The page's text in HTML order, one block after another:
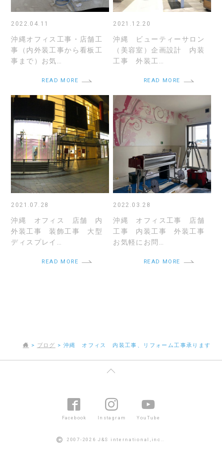
2022.04.11
沖縄オフィス工事・店舗工
事（内外装工事から看板工
事まで）お気…
READ MORE
2021.12.20
沖縄 ビューティーサロン
（美容室）企画設計 内装
工事 外装工…
READ MORE
2021.07.28
沖縄 オフィス 店舗 内
外装工事 装飾工事 大型
ディスプレイ…
READ MORE
2022.03.28
沖縄 オフィス工事 店舗
工事 内装工事 外装工事
お気軽にお問…
READ MORE
> ブログ > 沖縄 オフィス 内装工事、リフォーム工事承ります
Facebook Instagram YouTube
© 2007-2026 J&S international,inc..